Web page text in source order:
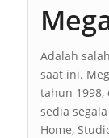
Adalah
saat ini.
tahun 1998,
sedia
Home,